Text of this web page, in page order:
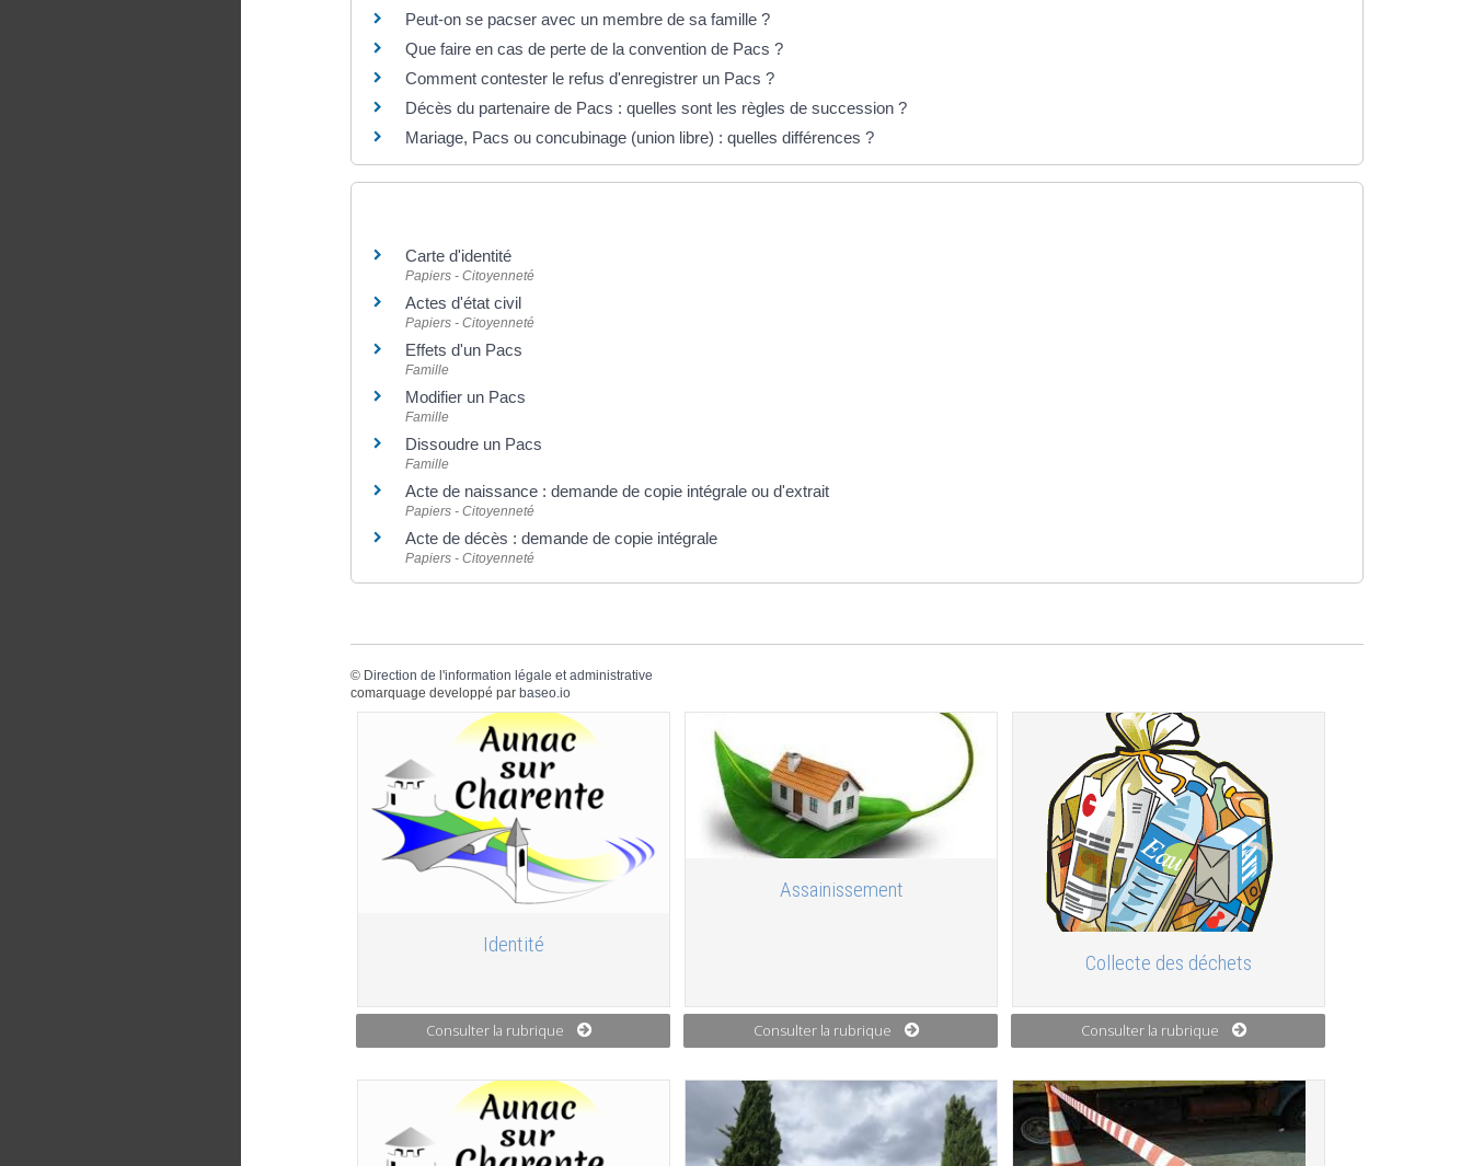
Peut-on se pacser avec un membre de sa famille ?
Que faire en cas de perte de la convention de Pacs ?
Comment contester le refus d'enregistrer un Pacs ?
Décès du partenaire de Pacs : quelles sont les règles de succession ?
Mariage, Pacs ou concubinage (union libre) : quelles différences ?
Carte d'identité
Papiers - Citoyenneté
Actes d'état civil
Papiers - Citoyenneté
Effets d'un Pacs
Famille
Modifier un Pacs
Famille
Dissoudre un Pacs
Famille
Acte de naissance : demande de copie intégrale ou d'extrait
Papiers - Citoyenneté
Acte de décès : demande de copie intégrale
Papiers - Citoyenneté
© Direction de l'information légale et administrative
comarquage developpé par baseo.io
Identité
Consulter la rubrique
Assainissement
Consulter la rubrique
Collecte des déchets
Consulter la rubrique